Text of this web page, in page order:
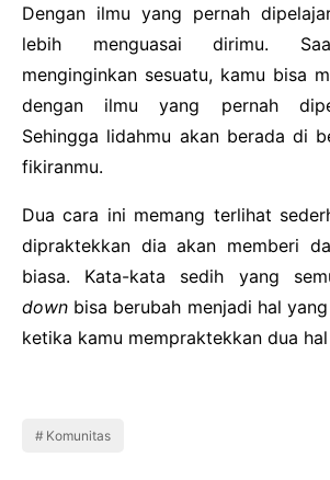
Dengan ilmu yang pernah
lebih menguasai dirimu.
menginginkan sesuatu, kamu bisa
dengan ilmu yang pernah
Sehingga lidahmu akan berada di
fikiranmu.
Dua cara ini memang terlihat
dipraktekkan dia akan memberi
biasa. Kata-kata sedih yang
down bisa berubah menjadi hal
ketika kamu mempraktekkan dua
Komunitas